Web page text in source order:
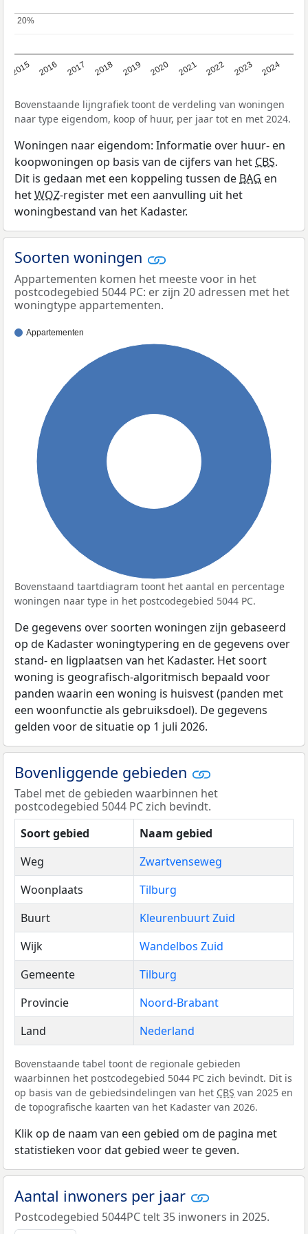
2015 2016 2017 2018 2019 2020 2021 2022 2023 2024
20%
20%
Bovenstaande lijngrafiek toont de verdeling van woningen
naar type eigendom, koop of huur, per jaar tot en met 2024.
Woningen naar eigendom: Informatie over huur- en
koopwoningen op basis van de cijfers van hetCBS.
Dit is gedaan met een koppeling tussen deBAG en
hetWOZ-register met een aanvulling uit het
woningbestand van het Kadaster.
Soorten woningen
Appartementen komen het meeste voor in het
postcodegebied 5044 PC: er zijn 20 adressen met het
woningtype appartementen.
Appartementen
Bovenstaand taartdiagram toont het aantal en percentage
woningen naar type in het postcodegebied 5044 PC.
De gegevens over soorten woningen zijn gebaseerd
op de Kadaster woningtypering en de gegevens over
stand- en ligplaatsen van het Kadaster. Het soort
woning is geografisch-algoritmisch bepaald voor
panden waarin een woning is huisvest (panden met
een woonfunctie als gebruiksdoel). De gegevens
gelden voor de situatie op 1 juli 2026.
Bovenliggende gebieden
Tabel met de gebieden waarbinnen het
postcodegebied 5044 PC zich bevindt.
Soort gebied
Naam gebied
Weg
Zwartvenseweg
Woonplaats
Tilburg
Buurt
Kleurenbuurt Zuid
Wijk
Wandelbos Zuid
Gemeente
Tilburg
Provincie
Noord-Brabant
Land
Nederland
Bovenstaande tabel toont de regionale gebieden
waarbinnen het postcodegebied 5044 PC zich bevindt. Dit is
op basis van de gebiedsindelingen van het CBS van 2025 en
de topografische kaarten van het Kadaster van 2026.
Klik op de naam van een gebied om de pagina met
statistieken voor dat gebied weer te geven.
Aantal inwoners per jaar
Postcodegebied 5044PC telt 35 inwoners in 2025.